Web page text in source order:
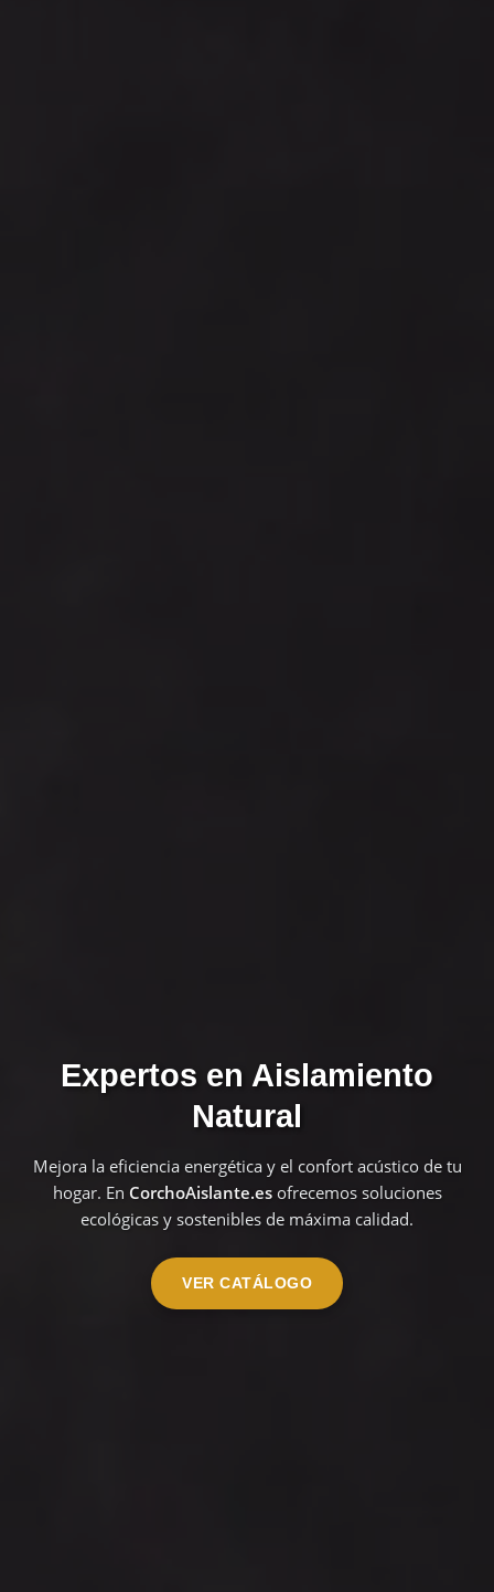
Expertos en Aislamiento
Natural
Mejora la eficiencia energética y el confort acústico de tu
hogar. En CorchoAislante.esofrecemos soluciones
ecológicas y sostenibles de máxima calidad.
VER CATÁLOGO